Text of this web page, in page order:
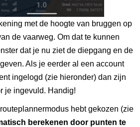
met de hoogte van bruggen op
de vaarweg. Om dat te kunnen
dat je nu ziet de diepgang en de
Als je eerder al een account
ingelogd (zie hieronder) dan zijn
je ingevuld. Handig!
hebt gekozen (zie
berekenen door punten te